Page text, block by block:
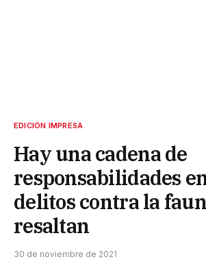
EDICIÓN IMPRESA
Hay una cadena de
responsabilidades
delitos contra la
resaltan
30 de noviembre de 2021